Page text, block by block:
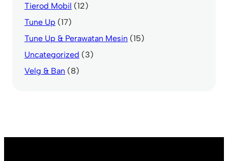
Tierod Mobil (12)
Tune Up (17)
Tune Up & Perawatan Mesin (15)
Uncategorized (3)
Velg & Ban (8)